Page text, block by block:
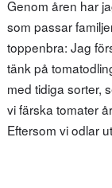
Genom åren har
som passar
toppenbra: Jag
tänk på
med tidiga sorter,
vi färska tomater
Eftersom vi odlar